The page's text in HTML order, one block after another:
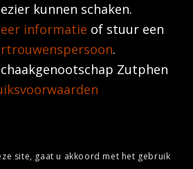
kunnen schaken.
informatie of stuur een
.
Zutphen
site, gaat u akkoord met het gebruik